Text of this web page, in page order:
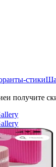
стики
и получите